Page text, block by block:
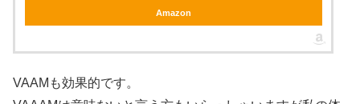
Amazon
VAAMも効果的です。